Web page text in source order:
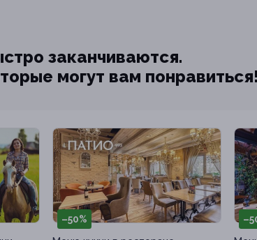
заканчиваются.
могут вам понравиться!
–50%